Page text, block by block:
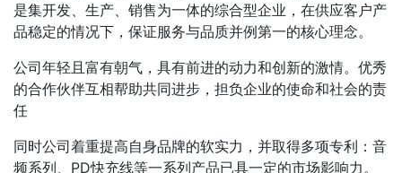
是集开发、生产、销售为一体的综合型企业，在供应客户产
品稳定的情况下，保证服务与品质并例第一的核心理念。
公司年轻且富有朝气，具有前进的动力和创新的激情。优秀
的合作伙伴互相帮助共同进步，担负企业的使命和社会的责
任
同时公司着重提高自身品牌的软实力，并取得多项专利：音
频系列、PD快充线等一系列产品已具一定的市场影响力。